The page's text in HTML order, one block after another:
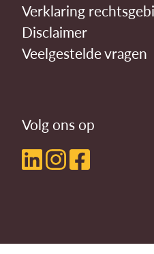
Verklaring
Disclaimer
Veelgestelde vragen
Volg ons op